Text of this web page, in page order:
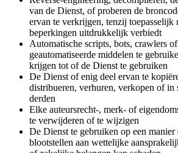
van de Dienst, of proberen de
ervan te verkrijgen, tenzij toepasselijk
beperkingen uitdrukkelijk verbiedt
Automatische scripts, bots, crawlers
geautomatiseerde middelen te
krijgen tot of de Dienst te gebruiken
De Dienst of enig deel ervan te
distribueren, verhuren, verkopen of in
derden
Elke auteursrecht-, merk- of
te verwijderen of te wijzigen
De Dienst te gebruiken op een
blootstellen aan wettelijke